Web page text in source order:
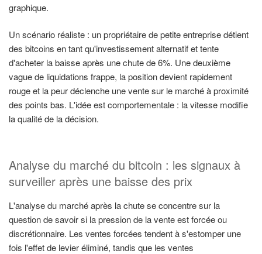
graphique.
Un scénario réaliste : un propriétaire de petite entreprise détient
des bitcoins en tant qu'investissement alternatif et tente
d'acheter la baisse après une chute de 6%. Une deuxième
vague de liquidations frappe, la position devient rapidement
rouge et la peur déclenche une vente sur le marché à proximité
des points bas. L'idée est comportementale : la vitesse modifie
la qualité de la décision.
Analyse du marché du bitcoin : les signaux à
surveiller après une baisse des prix
L'analyse du marché après la chute se concentre sur la
question de savoir si la pression de la vente est forcée ou
discrétionnaire. Les ventes forcées tendent à s'estomper une
fois l'effet de levier éliminé, tandis que les ventes